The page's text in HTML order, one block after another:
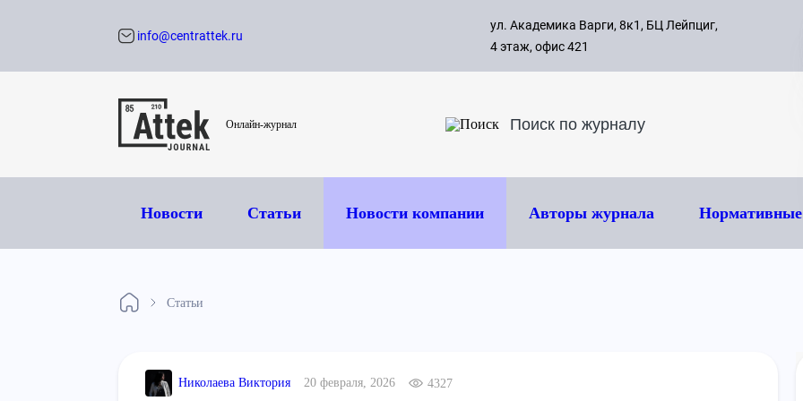
с 09:00
8 495
info@centrattek.ru
ул. Академика Варги, 8к1, БЦ Лейпциг,
4 этаж, офис 421
Онлайн-журнал
Новости Статьи Новости компании Авторы журнала
Статьи
Николаева Виктория 20 февраля, 2026 4327